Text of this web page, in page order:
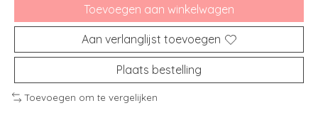
Toevoegen aan winkelwagen
Aan verlanglijst toevoegen
Plaats bestelling
Toevoegen om te vergelijken